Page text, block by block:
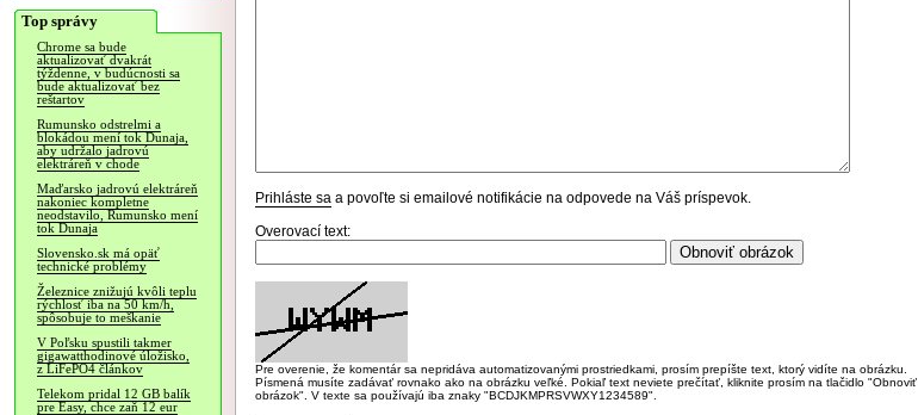
Top správy
Chrome sa bude
aktualizovať dvakrát
týždenne, v budúcnosti sa
bude aktualizovať bez
reštartov
Rumunsko odstrelmi a
blokádou mení tok Dunaja,
aby udržalo jadrovú
elektráreň v chode
Maďarsko jadrovú elektráreň
nakoniec kompletne
neodstavilo, Rumunsko mení
tok Dunaja
Slovensko.sk má opäť
technické problémy
Železnice znižujú kvôli teplu
rýchlosť iba na 50 km/h,
spôsobuje to meškanie
V Poľsku spustili takmer
gigawatthodinové úložisko,
z LiFePO4 článkov
Telekom pridal 12 GB balík
pre Easy, chce zaň 12 eur
Prihláste sa a povoľte si emailové notifikácie na odpovede na Váš príspevok.
Overovací text:
Pre overenie, že komentár sa nepridáva automatizovanými prostriedkami, prosím prepíšte text, ktorý vidíte na obrázku.
Písmená musíte zadávať rovnako ako na obrázku veľké. Pokiaľ text neviete prečítať, kliknite prosím na tlačidlo "Obnoviť
obrázok". V texte sa používajú iba znaky "BCDJKMPRSVWXY1234589".